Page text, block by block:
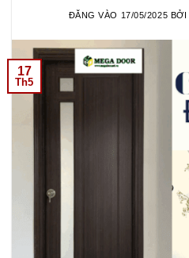
ĐĂNG VÀO 17/05/2025 BỞI
17
Th5